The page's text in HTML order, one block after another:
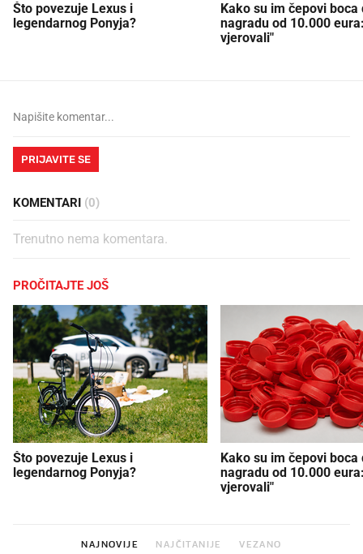
Što povezuje Lexus i
legendarnog Ponyja?
Kako su im čepovi boca
nagradu od 10.000
vjerovali"
PRIJAVITE SE
KOMENTARI (0)
Trenutno nema komentara.
PROČITAJTE JOŠ
Što povezuje Lexus i
legendarnog Ponyja?
Kako su im čepovi boca
nagradu od 10.000
vjerovali"
NAJNOVIJE NAJČITANIJE VEZANO